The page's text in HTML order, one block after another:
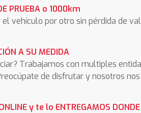
PRUEBA o 1000km
el vehículo por otro sin pérdida de
A SU MEDIDA
Trabajamos con multiples
de disfrutar y nosotros
y te lo ENTREGAMOS